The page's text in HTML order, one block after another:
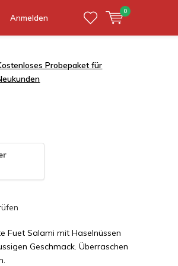
Anmelden
0
Probepaket für
Fuet Salami mit Haselnüssen
Geschmack. Überraschen